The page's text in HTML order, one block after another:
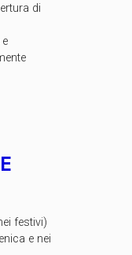
di
festivi)
e nei